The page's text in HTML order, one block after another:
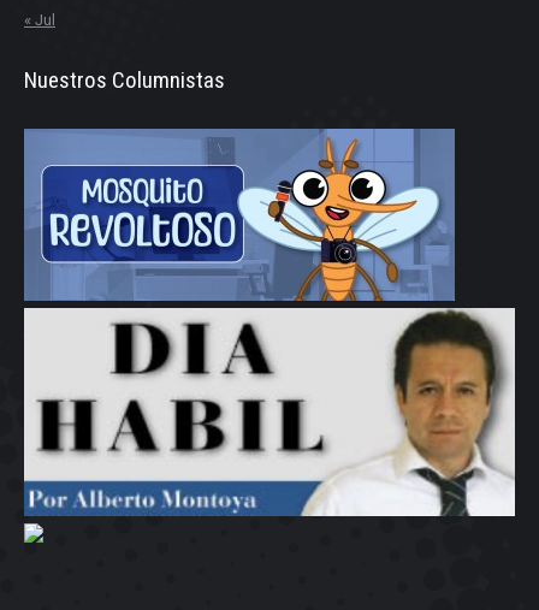
« Jul
Nuestros Columnistas